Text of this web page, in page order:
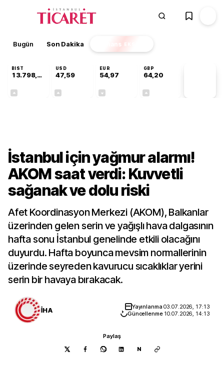
Bugün Son Dakika Finans EKSTRA
BIST
13.798,82
USD
47,59
EUR
54,97
GBP
64,20
İstanbul için yağmur alarmı!
AKOM saat verdi: Kuvvetli
sağanak ve dolu riski
Afet Koordinasyon Merkezi (AKOM), Balkanlar
üzerinden gelen serin ve yağışlı hava dalgasının
hafta sonu İstanbul genelinde etkili olacağını
duyurdu. Hafta boyunca mevsim normallerinin
üzerinde seyreden kavurucu sıcaklıklar yerini
serin bir havaya bırakacak.
İHA Yayınlanma03.07.2026, 17:13
Güncellenme 10.07.2026, 14:13
Paylaş
N